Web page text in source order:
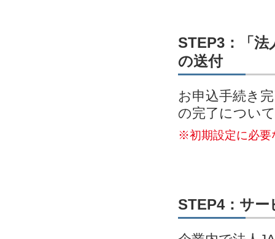
STEP3：「
の送付
お申込手続き
の完了につい
※初期設定に必要
STEP4：サー